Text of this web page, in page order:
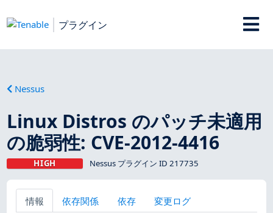
プラグイン
Nessus
Linux Distros のパッチ未適用
の脆弱性: CVE-2012-4416
HIGH Nessus プラグイン ID 217735
情報 依存関係 依存 変更ログ